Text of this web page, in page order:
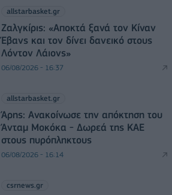
allstarbasket.gr
Ζαλγκίρις: «Αποκτά ξανά τον Κίναν
Έβανς και τον δίνει δανεικό στους
Λόντον Λάιονς»
06/08/2026 - 16:37
allstarbasket.gr
Άρης: Ανακοίνωσε την απόκτηση του
Άνταμ Μοκόκα - Δωρεά της ΚΑΕ
στους πυρόπληκτους
06/08/2026 - 16:14
csrnews.gr